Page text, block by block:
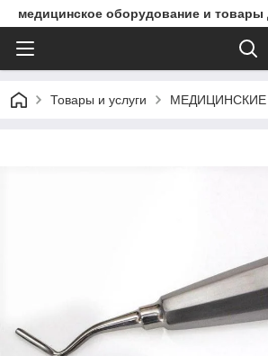
медицинское оборудование и товары
Товары и услуги